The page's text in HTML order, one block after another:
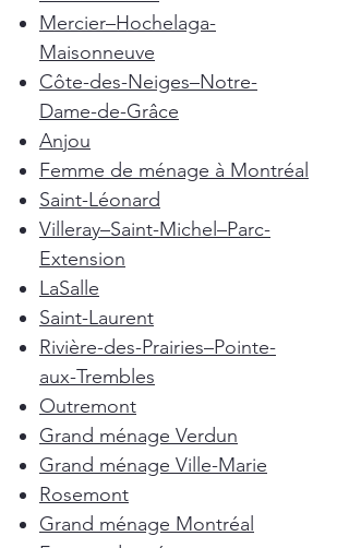
Mercier–Hochelaga-
Maisonneuve
Côte-des-Neiges–Notre-
Dame-de-Grâce
Anjou
Femme de ménage à Montréal
Saint-Léonard
Villeray–Saint-Michel–Parc-
Extension
LaSalle
Saint-Laurent
Rivière-des-Prairies–Pointe-
aux-Trembles
Outremont
Grand ménage Verdun
Grand ménage Ville-Marie
Rosemont
Grand ménage Montréal